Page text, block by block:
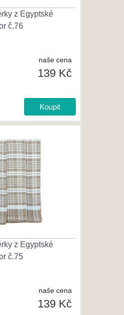
z Egyptské
č.76
naše cena
139 Kč
z Egyptské
č.75
naše cena
139 Kč